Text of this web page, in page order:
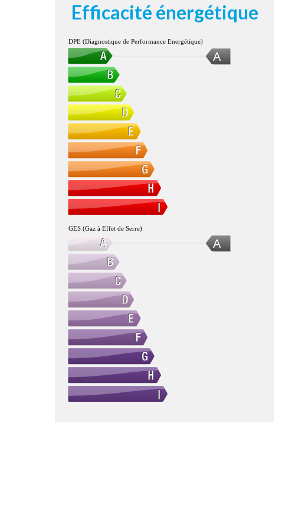
Efficacité énergétique
A
DPE (Diagnostique de Performance Energétique)
A
GES (Gaz à Effet de Serre)